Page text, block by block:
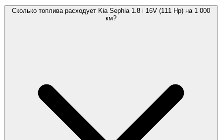
Сколько топлива расходует Kia Sephia 1.8 i 16V (111 Hp) на 1 000
км?